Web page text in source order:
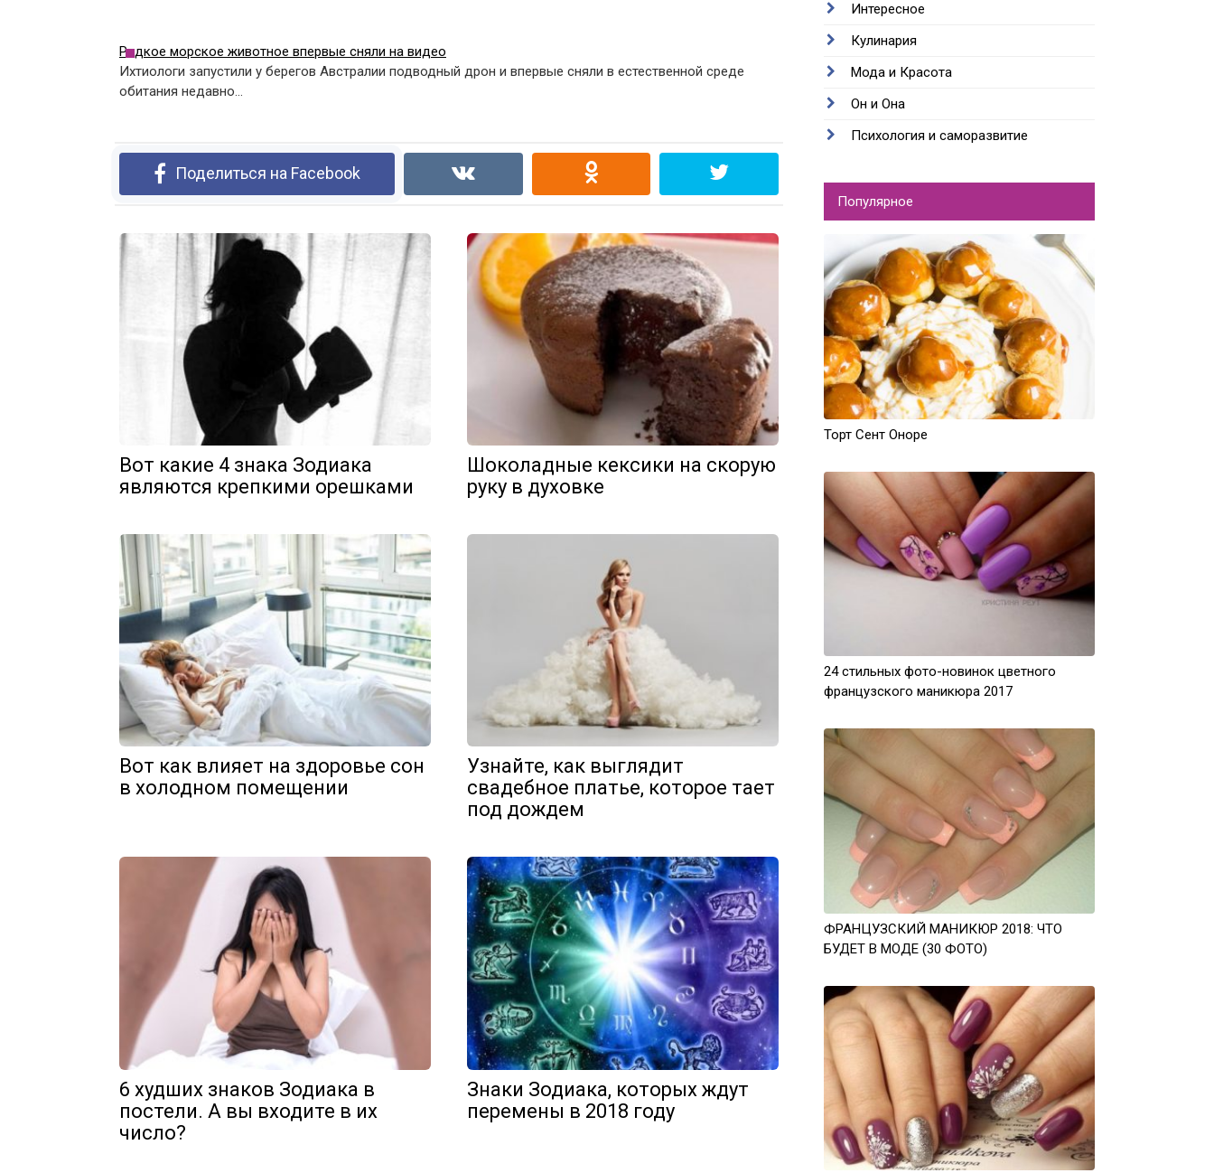
Редкое морское животное впервые сняли на видео
Ихтиологи запустили у берегов Австралии подводный дрон и впервые сняли в естественной среде
обитания недавно…
Поделиться на Facebook
Вот какие 4 знака Зодиака
являются крепкими орешками
Шоколадные кексики на скорую
руку в духовке
Вот как влияет на здоровье сон
в холодном помещении
Узнайте, как выглядит
свадебное платье, которое тает
под дождем
6 худших знаков Зодиака в
постели. А вы входите в их
число?
Знаки Зодиака, которых ждут
перемены в 2018 году
Интересное
Кулинария
Мода и Красота
Он и Она
Психология и саморазвитие
Популярное
Торт Сент Оноре
24 стильных фото-новинок цветного
французского маникюра 2017
ФРАНЦУЗСКИЙ МАНИКЮР 2018: ЧТО
БУДЕТ В МОДЕ (30 ФОТО)